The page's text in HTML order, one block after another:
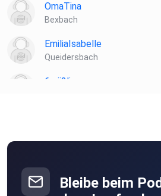
OmaTina
Bexbach
EmiliaIsabelle
Queidersbach
6zrii2li
Bleibe beim